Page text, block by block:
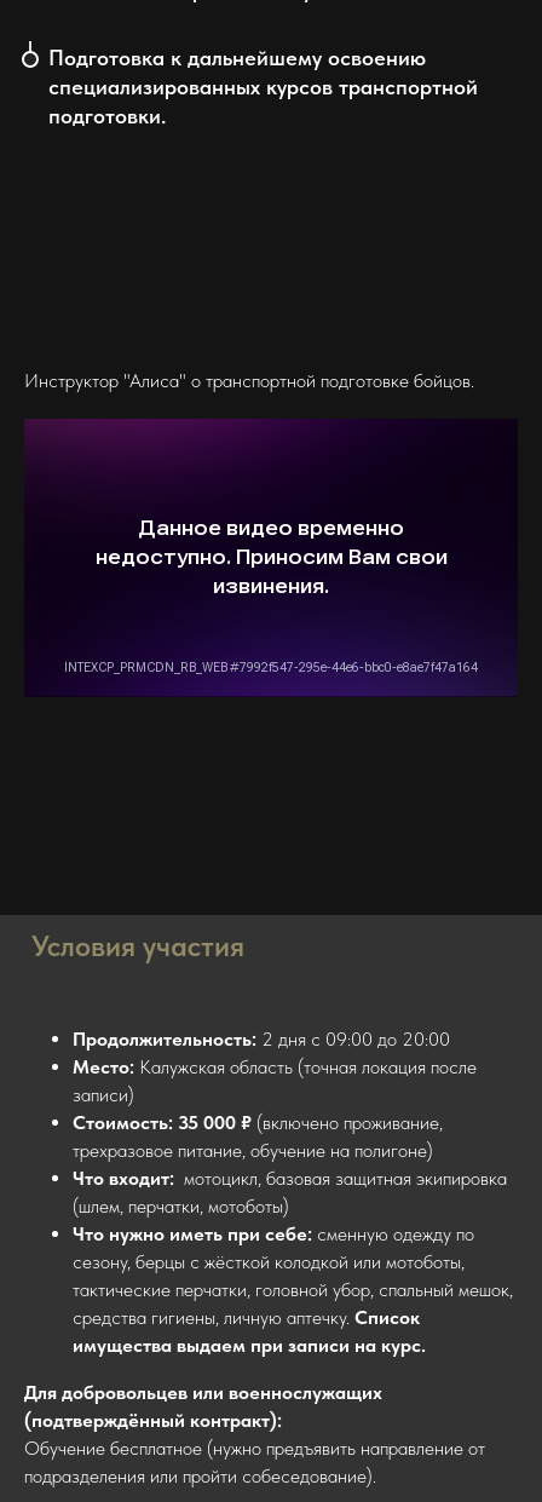
Подготовка к дальнейшему освоению
специализированных курсов транспортной
подготовки.
Инструктор "Алиса" о транспортной подготовке бойцов.
Условия участия
Продолжительность: 2 дня с 09:00 до 20:00
Место: Калужская область (точная локация после
записи)
Стоимость: 35 000 ₽ (включено проживание,
трехразовое питание, обучение на полигоне)
Что входит: мотоцикл, базовая защитная экипировка
(шлем, перчатки, мотоботы)
Что нужно иметь при себе: сменную одежду по
сезону, берцы с жёсткой колодкой или мотоботы,
тактические перчатки, головной убор, спальный мешок,
средства гигиены, личную аптечку. Список
имущества выдаем при записи на курс.
Для добровольцев или военнослужащих
(подтверждённый контракт):
Обучение бесплатное (нужно предъявить направление от
подразделения или пройти собеседование).